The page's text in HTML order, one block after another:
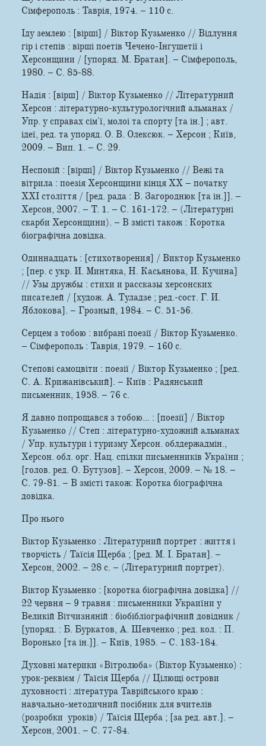
Сімферополь : Таврія, 1974. – 110 c.
Іду землею : [вірші] / Віктор Кузьменко // Відлуння
гір і степів : вірші поетів Чечено-Інгушетії і
Херсонщини / [упоряд. М. Братан]. – Сімферополь,
1980. – С. 85-88.
Надія : [вірш] / Віктор Кузьменко // Літературний
Херсон : літературно-культурологічний альманах /
Упр. у справах сім'ї, молоі та спорту [та ін.] ; авт.
ідеї, ред. та упоряд. О. В. Олексюк. – Херсон ; Київ,
2009. – Вип. 1. – С. 29.
Неспокій : [вірші] / Віктор Кузьменко // Вежі та
вітрила : поезія Херсонщини кінця XX – початку
XXI століття / [ред. рада : В. Загороднюк [та ін.]]. –
Херсон, 2007. – Т. 1. – С. 161-172. – (Літературні
скарби Херсонщини). – В змісті також : Коротка
біографічна довідка.
Одиннадцать : [стихотворения] / Виктор Кузьменко
; [пер. с укр. И. Минтяка, Н. Касьянова, И. Кучина]
// Узы дружбы : стихи и рассказы херсонских
писателей / [худож. А. Туладзе ; ред.-сост. Г. И.
Яблокова]. – Грозный, 1984. – С. 51-56.
Серцем з тобою : вибрані поезії / Віктор Кузьменко.
– Сімферополь : Таврія, 1979. – 160 с.
Степові самоцвіти : поезії / Віктор Кузьменко ; [ред.
С. А. Крижанівський]. – Київ : Радянський
письменник, 1958. – 76 с.
Я давно попрощався з тобою... : [поезії] / Віктор
Кузьменко // Степ : літературно-художній альманах
/ Упр. культури і туризму Херсон. облдержадмін.,
Херсон. обл. орг. Нац. спілки письменників України ;
[голов. ред. О. Бутузов]. – Херсон, 2009. – № 18. –
С. 79-81. – В змісті також: Коротка біографічна
довідка.
Про нього
Віктор Кузьменко : Літературний портрет : життя і
творчість / Таїсія Щерба ; [ред. М. І. Братан]. –
Херсон, 2002. – 28 с. – (Літературний портрет).
Віктор Кузьменко : [коротка біографічна довідка] //
22 червня – 9 травня : письменники Украиїни у
Великій Вітчизняній : біобібліографічний довідник /
[упоряд. : Б. Буркатов, А. Шевченко ; ред. кол. : П.
Воронько [та ін.]]. – Київ, 1985. – С. 183-184.
Духовні материки «Вітролюба» (Віктор Кузьменко) :
урок-реквієм / Таїсія Щерба // Цілющі острови
духовностi : лiтература Таврiйського краю :
навчально-методичний посiбник для вчителiв
(розробки урокiв) / Таїсія Щерба ; [за ред. авт.]. –
Херсон, 2001. – С. 77-84.